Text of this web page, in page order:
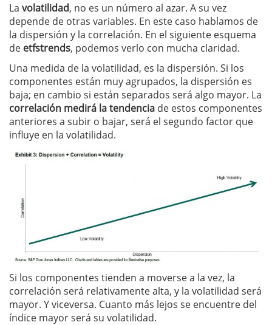
La volatilidad, no es un número al azar. A su vez
depende de otras variables. En este caso hablamos de
la dispersión y la correlación. En el siguiente esquema
de etfstrends, podemos verlo con mucha claridad.
Una medida de la volatilidad, es la dispersión. Si los
componentes están muy agrupados, la dispersión es
baja; en cambio si están separados será algo mayor. La
correlación medirá la tendencia de estos componentes
anteriores a subir o bajar, será el segundo factor que
influye en la volatilidad.
Si los componentes tienden a moverse a la vez, la
correlación será relativamente alta, y la volatilidad será
mayor. Y viceversa. Cuanto más lejos se encuentre del
índice mayor será su volatilidad.